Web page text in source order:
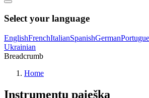
Select your language
EnglishFrenchItalianSpanishGerman
Ukrainian
Breadcrumb
Home
Instrumentų paieška